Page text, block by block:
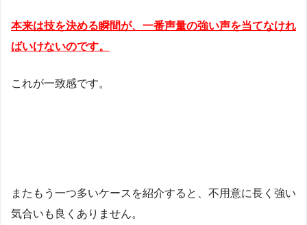
本来は技を決める瞬間が、一番声量の強い声を当てなけれ
ばいけないのです。
これが一致感です。
またもう一つ多いケースを紹介すると、不用意に長く強い
気合いも良くありません。